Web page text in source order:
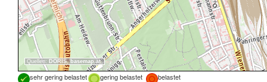
Quellen: DORIS, basemap.at
sehr gering belastet gering belastet
belastet